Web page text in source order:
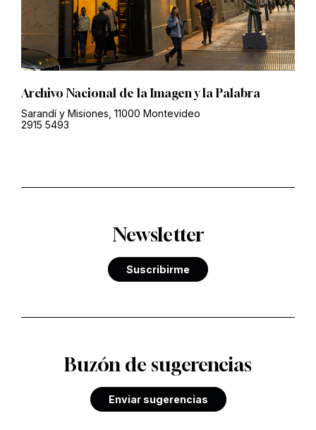
Archivo Nacional de la Imagen y la Palabra
Sarandí y Misiones, 11000 Montevideo
2915 5493
Newsletter
Suscribirme
Buzón de sugerencias
Enviar sugerencias